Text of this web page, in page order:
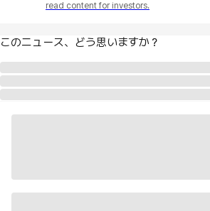
read content for investors.
このニュース、どう思いますか？